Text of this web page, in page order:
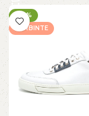
-60%
FIERBINTE